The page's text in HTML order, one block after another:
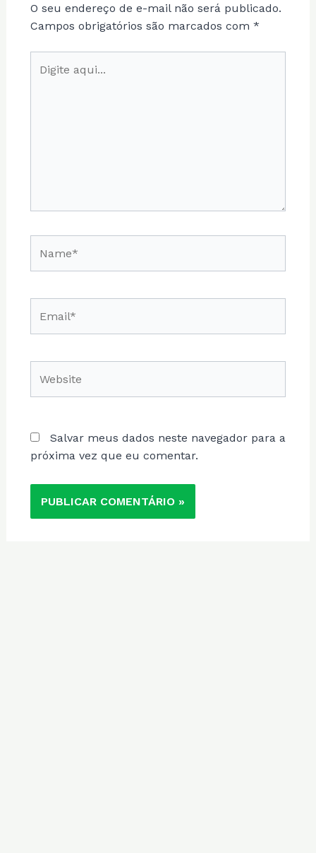
O seu endereço de e-mail não será publicado.
Campos obrigatórios são marcados com *
aqui...
Salvar meus dados neste navegador para a
próxima vez que eu comentar.